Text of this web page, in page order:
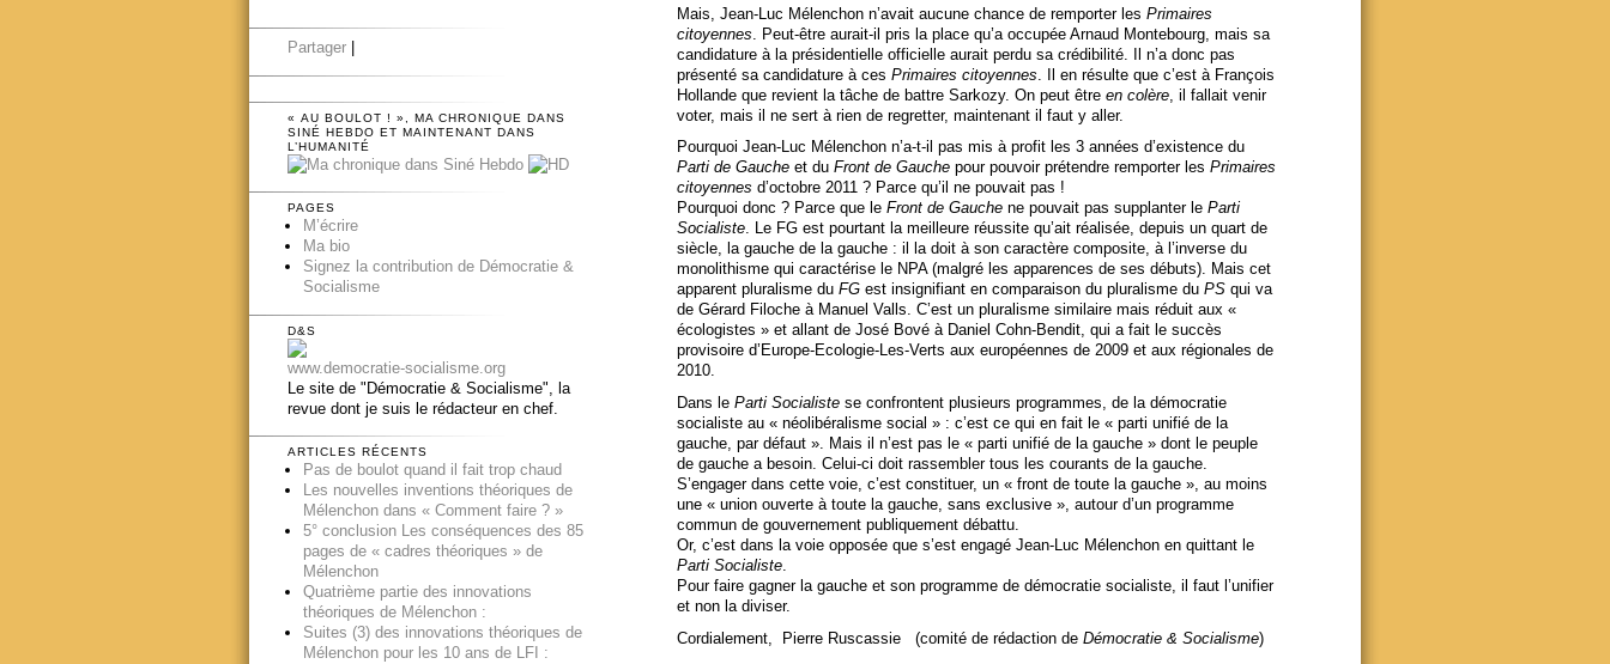
Mais, Jean-Luc Mélenchon n’avait aucune chance de remporter les Primaires
citoyennes . Peut-être aurait-il pris la place qu’a occupée Arnaud Montebourg, mais sa
candidature à la présidentielle officielle aurait perdu sa crédibilité. Il n’a donc pas
présenté sa candidature à ces Primaires citoyennes . Il en résulte que c’est à François
Hollande que revient la tâche de battre Sarkozy. On peut être en colère, il fallait venir
voter, mais il ne sert à rien de regretter, maintenant il faut y aller.
Pourquoi Jean-Luc Mélenchon n’a-t-il pas mis à profit les 3 années d’existence du
Parti de Gaucheet du Front de Gauchepour pouvoir prétendre remporter les Primaires
citoyennes d’octobre 2011 ? Parce qu’il ne pouvait pas !
Pourquoi donc ? Parce que le Front de Gauchene pouvait pas supplanter le Parti
Socialiste. Le FG est pourtant la meilleure réussite qu’ait réalisée, depuis un quart de
siècle, la gauche de la gauche : il la doit à son caractère composite, à l’inverse du
monolithisme qui caractérise le NPA (malgré les apparences de ses débuts). Mais cet
apparent pluralisme du FGest insignifiant en comparaison du pluralisme du PSqui va
de Gérard Filoche à Manuel Valls. C’est un pluralisme similaire mais réduit aux «
écologistes » et allant de José Bové à Daniel Cohn-Bendit, qui a fait le succès
provisoire d’Europe-Ecologie-Les-Verts aux européennes de 2009 et aux régionales de
2010.
Dans le Parti Socialistese confrontent plusieurs programmes, de la démocratie
socialiste au « néolibéralisme social » : c’est ce qui en fait le « parti unifié de la
gauche, par défaut ». Mais il n’est pas le « parti unifié de la gauche » dont le peuple
de gauche a besoin. Celui-ci doit rassembler tous les courants de la gauche.
S’engager dans cette voie, c’est constituer, un « front de toute la gauche », au moins
une « union ouverte à toute la gauche, sans exclusive », autour d’un programme
commun de gouvernement publiquement débattu.
Or, c’est dans la voie opposée que s’est engagé Jean-Luc Mélenchon en quittant le
Parti Socialiste.
Pour faire gagner la gauche et son programme de démocratie socialiste, il faut l’unifier
et non la diviser.
Cordialement, Pierre Ruscassie (comité de rédaction de Démocratie & Socialisme)
Partager
« AU BOULOT ! », MA CHRONIQUE DANS
SINÉ HEBDO ET MAINTENANT DANS
L’HUMANITÉ
PAGES
M’écrire
Ma bio
Signez la contribution de Démocratie &
Socialisme
D&S
www.democratie-socialisme.org
Le site de "Démocratie & Socialisme", la
revue dont je suis le rédacteur en chef.
ARTICLES RÉCENTS
Pas de boulot quand il fait trop chaud
Les nouvelles inventions théoriques de
Mélenchon dans « Comment faire ? »
5° conclusion Les conséquences des 85
pages de « cadres théoriques » de
Mélenchon
Quatrième partie des innovations
théoriques de Mélenchon :
Suites (3) des innovations théoriques de
Mélenchon pour les 10 ans de LFI :